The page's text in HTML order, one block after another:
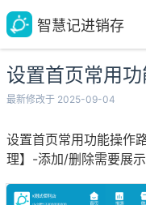
智慧记进销存
设置首页常用功
最新修改于 2025-09-04
设置首页常用功能操作
理】-添加/删除需要展